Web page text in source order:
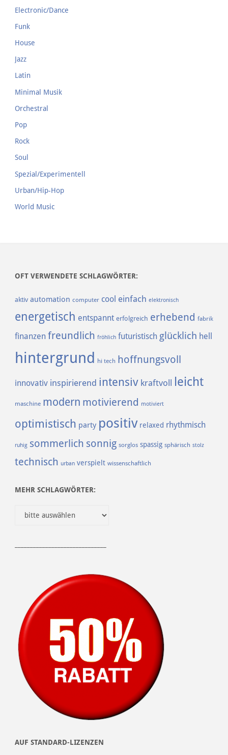
Electronic/Dance
Funk
House
Jazz
Latin
Minimal Musik
Orchestral
Pop
Rock
Soul
Spezial/Experimentell
Urban/Hip-Hop
World Music
OFT VERWENDETE SCHLAGWÖRTER:
aktiv automation computer cool einfach elektronisch
energetisch entspannt erfolgreich erhebend fabrik
finanzen freundlich fröhlich futuristisch glücklich hell
hintergrund hi tech hoffnungsvoll
innovativ inspirierend intensiv kraftvoll leicht
maschine modern motivierend motiviert
optimistisch party positiv relaxed rhythmisch
ruhig sommerlich sonnig sorglos spassig sphärisch stolz
technisch urban verspielt wissenschaftlich
MEHR SCHLAGWÖRTER:
AUF STANDARD-LIZENZEN